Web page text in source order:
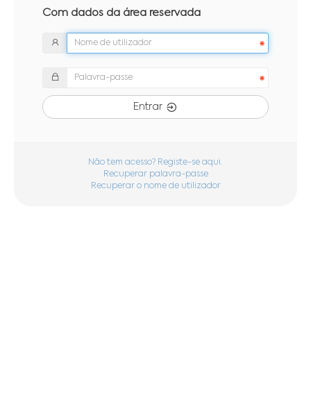
Com dados da área reservada
Entrar
Não tem acesso? Registe-se aqui.
Recuperar palavra-passe
Recuperar o nome de utilizador